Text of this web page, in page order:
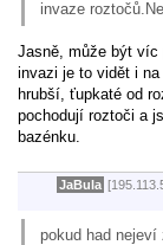
invaze
Jasně, může být víc
invazi je to vidět i
hrubší, ťupkaté od
pochodují roztoči a
bazénku.
JaBula
pokud had nejeví